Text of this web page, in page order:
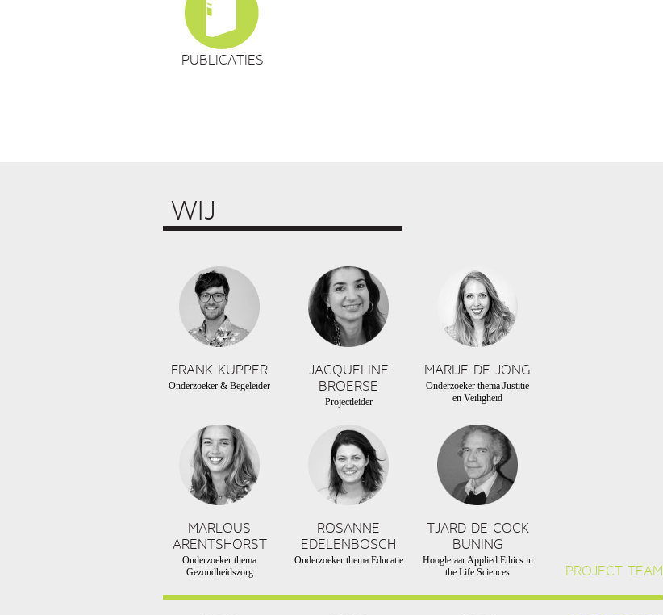
PUBLICATIES
WIJ
FRANK KUPPER
Onderzoeker & Begeleider
JACQUELINE
BROERSE
Projectleider
MARIJE DE JONG
Onderzoeker thema Justitie
en Veiligheid
MARLOUS
ARENTSHORST
Onderzoeker thema
Gezondheidszorg
ROSANNE
EDELENBOSCH
Onderzoeker thema Educatie
TJARD DE COCK
BUNING
Hoogleraar Applied Ethics in
the Life Sciences
PROJECT TEAM